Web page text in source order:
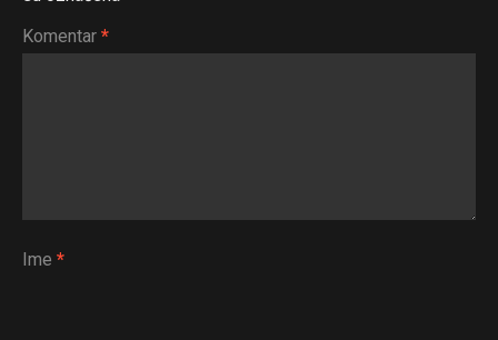
Komentar *
Ime *